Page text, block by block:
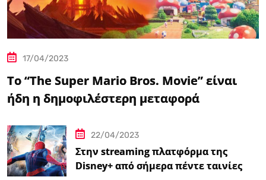
17/04/2023
Το “The Super Mario Bros. Movie” είναι
ήδη η δημοφιλέστερη μεταφορά
22/04/2023
Στην streaming πλατφόρμα της
Disney+ από σήμερα πέντε ταινίες